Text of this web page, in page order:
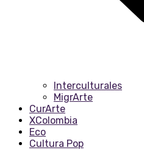
Interculturales
MigrArte
CurArte
XColombia
Eco
Cultura Pop